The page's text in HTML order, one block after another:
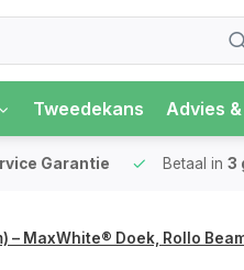
Tweedekans Advies
Garantie Betaal in 3
– MaxWhite® Doek, Rollo